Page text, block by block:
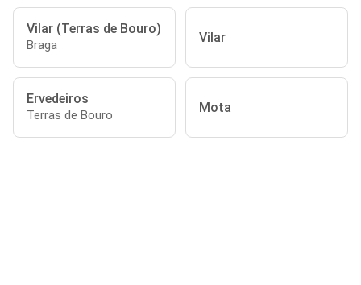
Vilar (Terras de Bouro)
Braga Vilar
Ervedeiros
Terras de Bouro Mota